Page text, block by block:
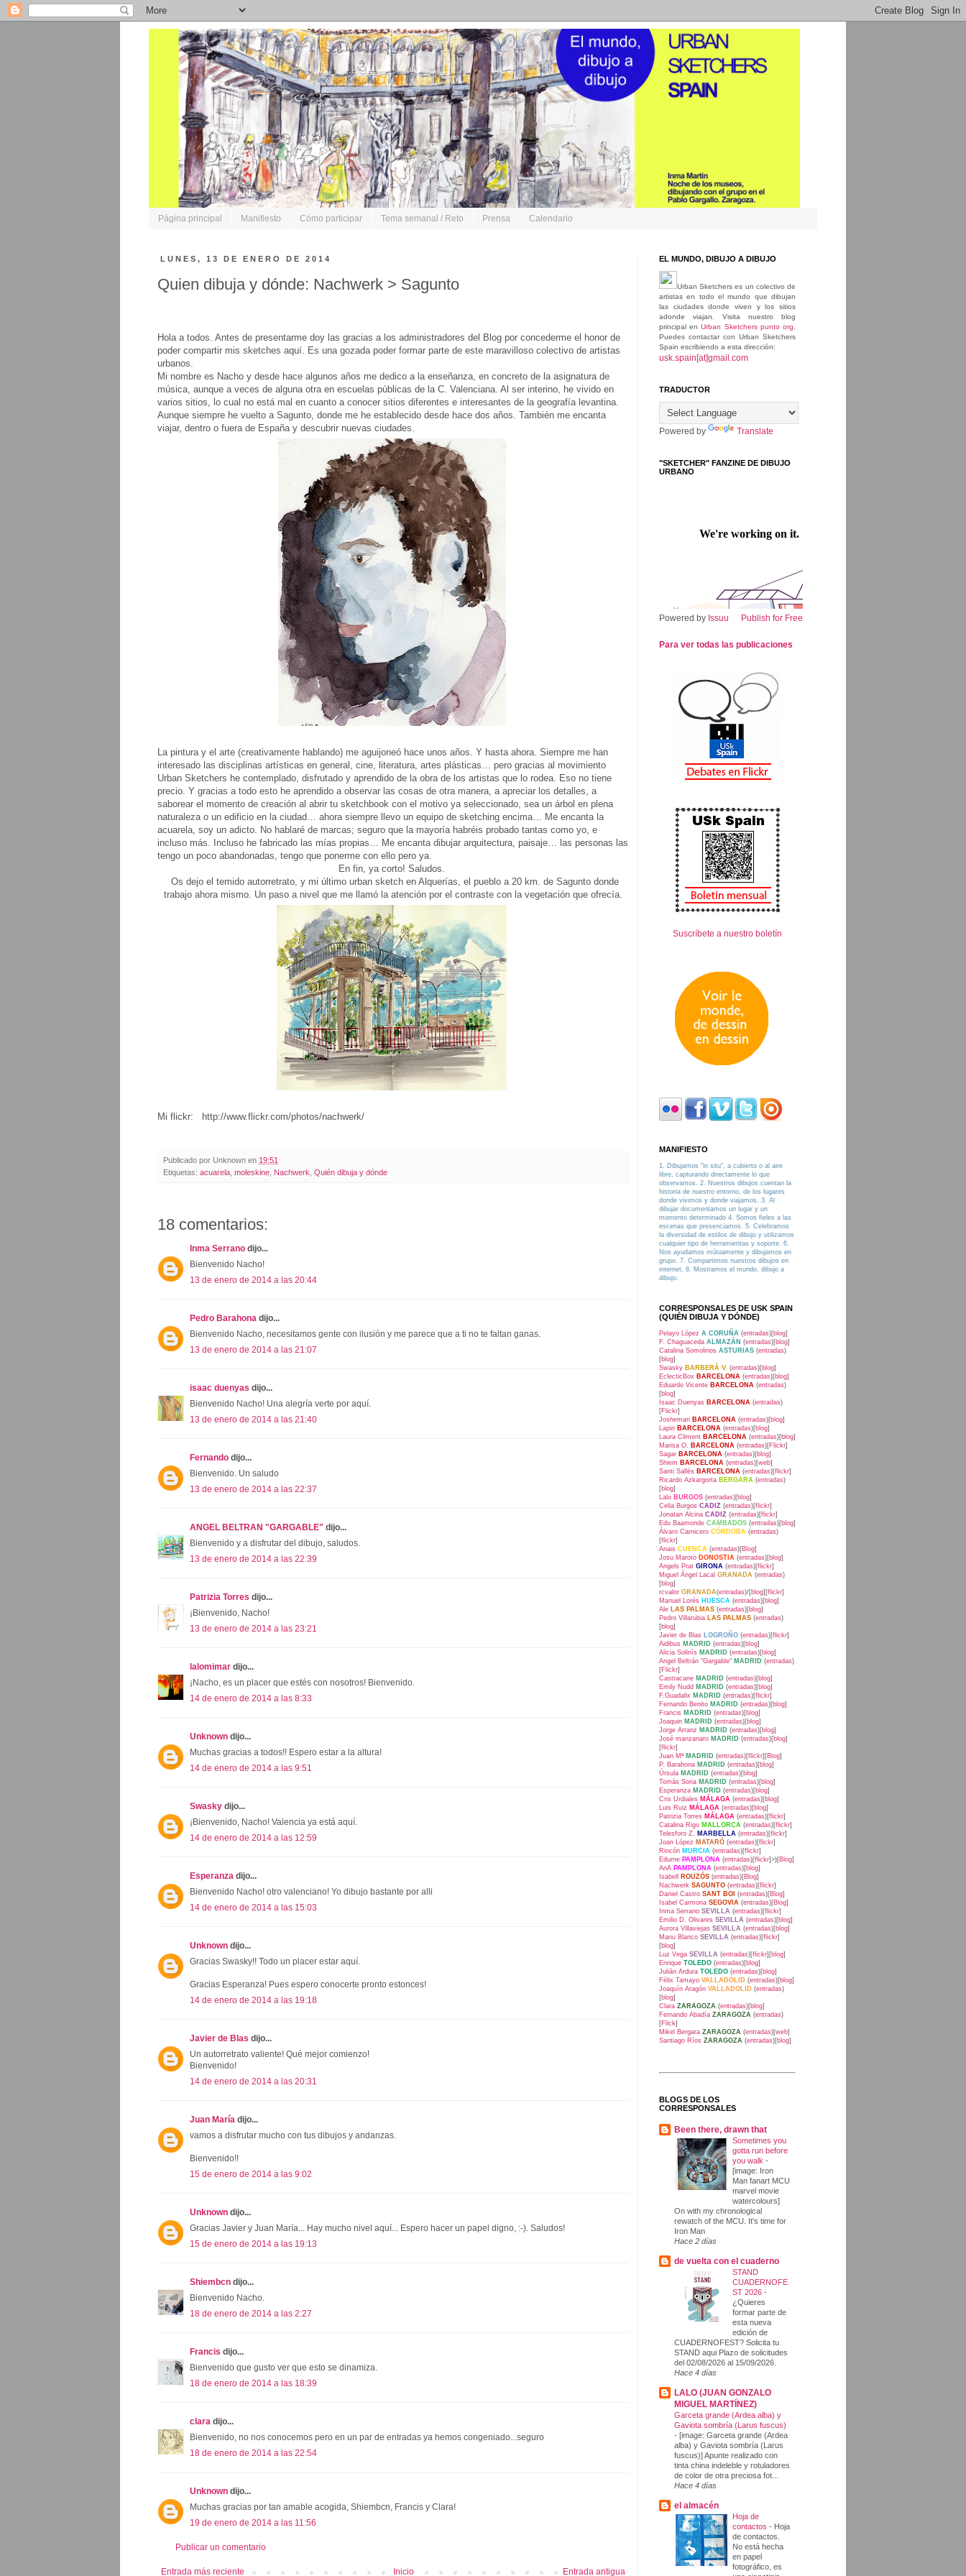
Página principal Manifiesto Cómo participar Tema semanal / Reto Prensa Calendario
LUNES, 13 DE ENERO DE 2014
Quien dibuja y dónde: Nachwerk > Sagunto
Hola a todos. Antes de presentarme doy las gracias a los administradores del Blog por concederme el honor de
poder compartir mis sketches aquí. Es una gozada poder formar parte de este maravilloso colectivo de artistas
urbanos.
Mi nombre es Nacho y desde hace algunos años me dedico a la enseñanza, en concreto de la asignatura de
música, aunque a veces de alguna otra en escuelas públicas de la C. Valenciana. Al ser interino, he vivido en
varios sitios, lo cual no está mal en cuanto a conocer sitios diferentes e interesantes de la geografía levantina.
Aunque siempre he vuelto a Sagunto, donde me he establecido desde hace dos años. También me encanta
viajar, dentro o fuera de España y descubrir nuevas ciudades.
La pintura y el arte (creativamente hablando) me aguijoneó hace unos años. Y hasta ahora. Siempre me han
interesado las disciplinas artísticas en general, cine, literatura, artes plásticas… pero gracias al movimiento
Urban Sketchers he contemplado, disfrutado y aprendido de la obra de los artistas que lo rodea. Eso no tiene
precio. Y gracias a todo esto he aprendido a observar las cosas de otra manera, a apreciar los detalles, a
saborear el momento de creación al abrir tu sketchbook con el motivo ya seleccionado, sea un árbol en plena
naturaleza o un edificio en la ciudad… ahora siempre llevo un equipo de sketching encima… Me encanta la
acuarela, soy un adicto. No hablaré de marcas; seguro que la mayoría habréis probado tantas como yo, e
incluso más. Incluso he fabricado las mías propias… Me encanta dibujar arquitectura, paisaje… las personas las
tengo un poco abandonadas, tengo que ponerme con ello pero ya.
En fin, ya corto! Saludos.
Os dejo el temido autorretrato, y mi último urban sketch en Alquerías, el pueblo a 20 km. de Sagunto donde
trabajo ahora mismo. Un paso a nivel que me llamó la atención por el contraste con la vegetación que ofrecía.
Mi flickr: http://www.flickr.com/photos/nachwerk/
Publicado por Unknown en 19:51
Etiquetas: acuarela moleskine Nachwerk Quién dibuja y dónde
18 comentarios:
Inma Serrano dijo...
Bienvenido Nacho!
13 de enero de 2014 a las 20:44
Pedro Barahona dijo...
Bienvenido Nacho, necesitamos gente con ilusión y me parece que a ti no te faltan ganas.
13 de enero de 2014 a las 21:07
isaac duenyas dijo...
Bienvenido Nacho! Una alegría verte por aquí.
13 de enero de 2014 a las 21:40
Fernando dijo...
Bienvenido. Un saludo
13 de enero de 2014 a las 22:37
ANGEL BELTRAN "GARGABLE" dijo...
Bienvenido y a disfrutar del dibujo, saludos.
13 de enero de 2014 a las 22:39
Patrizia Torres dijo...
¡Bienvenido, Nacho!
13 de enero de 2014 a las 23:21
lalomimar dijo...
¡Nacho, es un placer que estés con nosotros! Bienvenido.
14 de enero de 2014 a las 8:33
Unknown dijo...
Muchas gracias a todos!! Espero estar a la altura!
14 de enero de 2014 a las 9:51
Swasky dijo...
¡Bienvenido, Nacho! Valencia ya está aquí.
14 de enero de 2014 a las 12:59
Esperanza dijo...
Bienvenido Nacho! otro valenciano! Yo dibujo bastante por alli
14 de enero de 2014 a las 15:03
Unknown dijo...
Gracias Swasky!! Todo un placer estar aquí.
Gracias Esperanza! Pues espero conocerte pronto estonces!
14 de enero de 2014 a las 19:18
Javier de Blas dijo...
Un autorretrato valiente! Qué mejor comienzo!
Bienvenido!
14 de enero de 2014 a las 20:31
Juan María dijo...
vamos a disfrutar mucho con tus dibujos y andanzas.
Bienvenido!!
15 de enero de 2014 a las 9:02
Unknown dijo...
Gracias Javier y Juan María... Hay mucho nivel aquí... Espero hacer un papel digno, :-). Saludos!
15 de enero de 2014 a las 19:13
Shiembcn dijo...
Bienvenido Nacho.
18 de enero de 2014 a las 2:27
Francis dijo...
Bienvenido que gusto ver que esto se dinamiza.
18 de enero de 2014 a las 18:39
clara dijo...
Bienvenido, no nos conocemos pero en un par de entradas ya hemos congeniado...seguro
18 de enero de 2014 a las 22:54
Unknown dijo...
Muchas gracias por tan amable acogida, Shiembcn, Francis y Clara!
19 de enero de 2014 a las 11:56
Publicar un comentario
Entrada más reciente Entrada antigua
Inicio
EL MUNDO, DIBUJO A DIBUJO
Urban Sketchers es un colectivo de
artistas en todo el mundo que dibujan
las ciudades donde viven y los sitios
adonde viajan. Visita nuestro blog
principal enUrban Sketchers punto org.
Puedes contactar con Urban Sketchers
Spain escribiendo a esta dirección:
usk.spain[at]gmail.com
TRADUCTOR
Powered by Translate
"SKETCHER" FANZINE DE DIBUJO
URBANO
Powered by Issuu Publish for Free
Para ver todas las publicaciones
Suscríbete a nuestro boletín
MANIFIESTO
1. Dibujamos "in situ", a cubierto o al aire
libre, capturando directamente lo que
observamos. 2. Nuestros dibujos cuentan la
historia de nuestro entorno, de los lugares
donde vivimos y donde viajamos. 3. Al
dibujar documentamos un lugar y un
momento determinado 4. Somos fieles a las
escenas que presenciamos. 5. Celebramos
la diversidad de estilos de dibujo y utilizamos
cualquier tipo de herramientas y soporte. 6.
Nos ayudamos mútuamente y dibujamos en
grupo. 7. Compartimos nuestros dibujos en
internet. 8. Mostramos el mundo, dibujo a
dibujo.
CORRESPONSALES DE USK SPAIN
(QUIÉN DIBUJA Y DÓNDE)
Pelayo López A CORUÑA (entradas)[blog]
F. Chaguaceda ALMAZÁN (entradas)[blog]
Catalina Somolinos ASTURIAS (entradas)
[blog]
Swasky BARBERÀ V. (entradas)[blog]
EclecticBox BARCELONA (entradas)[blog]
Eduardo Vicente BARCELONA (entradas)
[blog]
Isaac Duenyas BARCELONA (entradas)
[Flickr]
Joshemari BARCELONA (entradas)[blog]
Lapin BARCELONA (entradas)[blog]
Laura Climent BARCELONA (entradas)[blog]
Marisa O. BARCELONA (entradas)[Flickr]
Sagar BARCELONA (entradas)[blog]
Shiem BARCELONA (entradas)[web]
Santi Sallés BARCELONA (entradas)[flickr]
Ricardo Azkargorta BERGARA (entradas)
[blog]
Lalo BURGOS (entradas)[blog]
Celia Burgos CADIZ (entradas)[flickr]
Jonatan Alcina CADIZ (entradas)[flickr]
Edu Baamonde CAMBADOS (entradas)[blog]
Álvaro Carnicero CÓRDOBA (entradas)
[flickr]
Anais CUENCA (entradas)[Blog]
Josu Maroto DONOSTIA (entradas)[blog]
Angels Prat GIRONA (entradas)[flickr]
Miguel Ángel Lacal GRANADA (entradas)
[blog]
rcvalor GRANADA(entradas)/[blog][flickr]
Manuel Lorés HUESCA (entradas)[blog]
Ale LAS PALMAS (entradas)[blog]
Pedro Villarubia LAS PALMAS (entradas)
[blog]
Javier de Blas LOGROÑO (entradas)[flickr]
Aidibus MADRID (entradas)[blog]
Alicia Solinís MADRID (entradas)[blog]
Angel Beltrán "Gargable" MADRID (entradas)
[Flickr]
Castracane MADRID (entradas)[blog]
Emily Nudd MADRID (entradas)[blog]
F.Guadalix MADRID (entradas)[flickr]
Fernando Benito MADRID (entradas)[blog]
Francis MADRID (entradas)[blog]
Joaquin MADRID (entradas)[blog]
Jorge Arranz MADRID (entradas)[blog]
José manzanaro MADRID (entradas)[blog]
[flickr]
Juan Mª MADRID (entradas)[flickr][Blog]
P. Barahona MADRID (entradas)[blog]
Úrsula MADRID (entradas)[blog]
Tomás Soria MADRID (entradas)[blog]
Esperanza MADRID (entradas)[blog]
Cris Urdiales MÁLAGA (entradas)[blog]
Luis Ruiz MÁLAGA (entradas)[blog]
Patrizia Torres MÁLAGA (entradas)[flickr]
Catalina Rigo MALLORCA (entradas)[flickr]
Telesforo Z. MARBELLA (entradas)[flickr]
Joan López MATARÓ (entradas)[flickr]
Rincón MURCIA (entradas)[flickr]
Edurne PAMPLONA (entradas)[flickr]>)[Blog]
AnA PAMPLONA (entradas)[blog]
Isabell
ROUZÓS (entradas)[Blog]
Nachwerk SAGUNTO (entradas)[flickr]
Daniel Castro SANT BOI (entradas)[Blog]
Isabel Carmona SEGOVIA (entradas)[Blog]
Inma Serrano SEVILLA (entradas)[flickr]
Emilio D. Olivares SEVILLA (entradas)[blog]
Aurora Villaviejas SEVILLA (entradas)[blog]
Manu Blanco SEVILLA (entradas)[flickr]
[blog]
Luz Vega SEVILLA (entradas)[flickr][blog]
Enrique TOLEDO (entradas)[blog]
Julián Ardura TOLEDO (entradas)[blog]
Félix Tamayo VALLADOLID (entradas)[blog]
Joaquín Aragón VALLADOLID (entradas)
[blog]
Clara ZARAGOZA (entradas)[blog]
Fernando Abadía ZARAGOZA (entradas)
[Flick]
Mikel Bergara ZARAGOZA (entradas)[web]
Santiago Ríos ZARAGOZA (entradas)[blog]
BLOGS DE LOS
CORRESPONSALES
Been there, drawn that
Sometimes you
gotta run before
you walk -
[image: Iron
Man fanart MCU
marvel movie
watercolours]
On with my chronological
rewatch of the MCU. It's time for
Iron Man
Hace 2 días
de vuelta con el cuaderno
STAND
CUADERNOFE
ST 2026 -
¿Quieres
formar parte de
esta nueva
edición de
CUADERNOFEST? Solicita tu
STAND aqui Plazo de solicitudes
del 02/08/2026 al 15/09/2026.
Hace 4 días
LALO (JUAN GONZALO
MIGUEL MARTÍNEZ)
Garceta grande (Ardea alba) y
Gaviota sombría (Larus fuscus)
- [image: Garceta grande (Ardea
alba) y Gaviota sombría (Larus
fuscus)] Apunte realizado con
tinta china indeleble y rotuladores
de color de otra preciosa fot...
Hace 4 días
el almacén
Hoja de
contactos - Hoja
de contactos.
No está hecha
en papel
fotográfico, es